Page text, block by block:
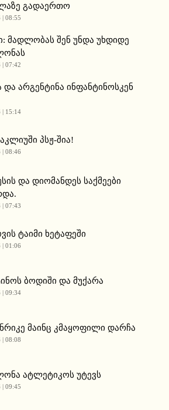
გადაერთო
| 08:55
მადლობას შენ უნდა უხდიდე
| 07:42
და არგენტინა ინფანტინოსკენ
| 15:14
პსჟ-შია!
| 08:46
და დიომანდეს საქმეები
| 07:43
ტაიმი ხეტაფეში
| 01:06
ბოდიში და მუქარა
| 09:34
მაინც კმაყოფილი დარჩა
| 08:08
ატლეტიკოს უტევს
| 09:45